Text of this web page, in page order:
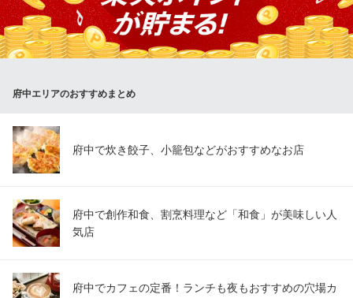
は、醤油・味噌・塩の３種類からお選び頂けます。豚ばらやチー
ズ、野菜等の種類豊富な追加トッピング、激辛の素での味変、〆
も色々お楽しみ頂けます。ぜひご賞味ください。
やきとり居酒屋
東京都府中市本町2-19-2 サンスリー本町1F
府中エリアのおすすめまとめ
府中で炊き餃子、小籠包などがおすすめなお店
府中で創作和食、割烹料理など「和食」が美味しい人
気店
府中でカフェの定番！ランチも夜もおすすめの穴場カ